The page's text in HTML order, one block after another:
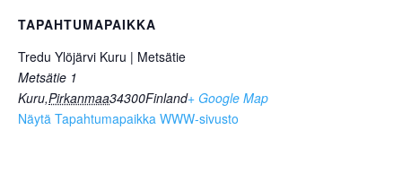
TAPAHTUMAPAIKKA
Tredu Ylöjärvi Kuru | Metsätie
Metsätie 1
Kuru,Pirkanmaa34300Finland+ Google Map
Näytä Tapahtumapaikka WWW-sivusto